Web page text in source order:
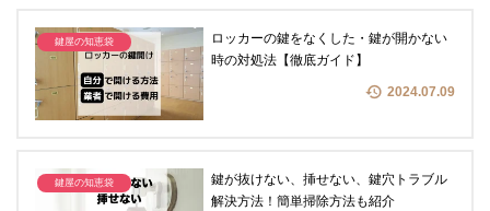
鍵屋の知恵袋
ロッカーの鍵をなくした・鍵が開かない
時の対処法【徹底ガイド】
2024.07.09
鍵屋の知恵袋
鍵が抜けない、挿せない、鍵穴トラブル
解決方法！簡単掃除方法も紹介